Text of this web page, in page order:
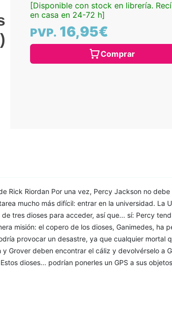
[Disponible con stock en librería.
en casa en 24-72 h]
PVP. 16,95€
Comprar
Rick Riordan Por una vez, Percy Jackson no
mucho más difícil: entrar en la universidad. La
tres dioses para acceder, así que... sí: Percy
misión: el copero de los dioses, Ganimedes, ha
provocar un desastre, ya que cualquier mortal
Grover deben encontrar el cáliz y devolvérselo a
dioses... podrían ponerles un GPS a sus